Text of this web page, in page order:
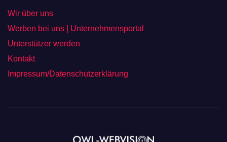
Wir über uns
Werben bei uns | Unternehmensportal
Unterstützer werden
Kontakt
Impressum/Datenschutzerklärung